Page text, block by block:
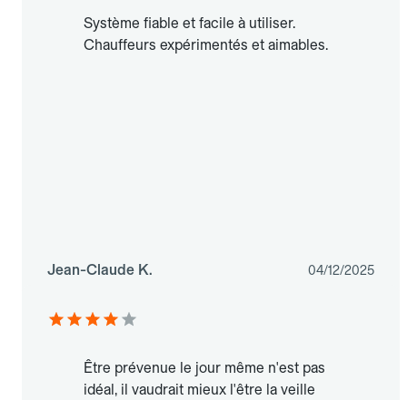
Système fiable et facile à utiliser.
Chauffeurs expérimentés et aimables.
Jean-Claude K. 04/12/2025
Être prévenue le jour même n'est pas
idéal, il vaudrait mieux l'être la veille